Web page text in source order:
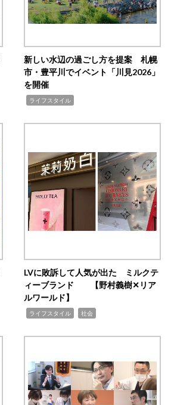
新しい水辺の過ごし方を提案 札幌
市・豊平川でイベント「川見2026」
を開催
ライフスタイル
LVに敗訴して人気が出た ミルクテ
ィーブランド 【野村義樹✕リア
ルワールド】
ライフスタイル 社会